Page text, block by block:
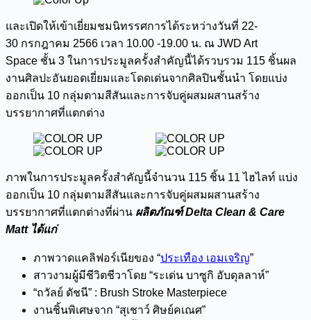
และเปิดให้เข้าเยี่ยมชมนิทรรศการได้ระหว่างวันที่ 22-
30 กรกฎาคม 2566 เวลา 10.00 -19.00 น. ณ JWD Art
Space ชั้น 3 ในการประมูลครั้งสำคัญนี้ได้รวบรวม 115 ชิ้นผล
งานศิลปะอันยอดเยี่ยมและโดดเด่นจากศิลปินชั้นนำ โดยแบ่ง
ออกเป็น 10 กลุ่มตามสีสันและการจับคู่ผสมผสานสร้าง
บรรยากาศที่แตกต่าง
ภาพในการประมูลครั้งสำคัญนี้จำนวน 115 ชิ้น 11 ไฮไลท์ แบ่ง
ออกเป็น 10 กลุ่มตามสีสันและการจับคู่ผสมผสานสร้าง
บรรยากาศที่แตกต่างที่ผ่าน ผลิตภัณฑ์Delta Clean & Care
Matt ได้แก่
ภาพวาดแคลิฟอร์เนียของ “ประเทือง เอมเจริญ”
สาวงามผู้มีชีวิตชีวาโดย “ระเด่น บาซูกิ อับดุลลาห์”
“ถวัลย์ ดัชนี” : Brush Stroke Masterpiece
งานชิ้นพิเศษจาก “สุเชาว์ ศิษย์คเณศ”